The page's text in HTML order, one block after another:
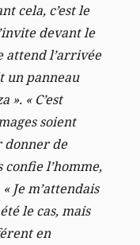
cela, c’est le
devant le
attend l’arrivée
un panneau
». « C’est
soient
donner de
confie l’homme,
Je m’attendais
le cas, mais
en